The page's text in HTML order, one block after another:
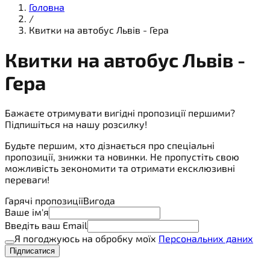
Головна
/
Квитки на автобус Львів - Гера
Квитки на автобусЛьвів -
Гера
Бажаєте отримувати вигідні пропозиції першими?
Підпишіться на нашу розсилку!
Будьте першим, хто дізнається про спеціальні
пропозиції, знижки та новинки. Не пропустіть свою
можливість зекономити та отримати ексклюзивні
переваги!
Гарячі пропозиціїВигода
Ваше ім'я
Введіть ваш Email
Я погоджуюсь на обробку моїх Персональних даних
Підписатися